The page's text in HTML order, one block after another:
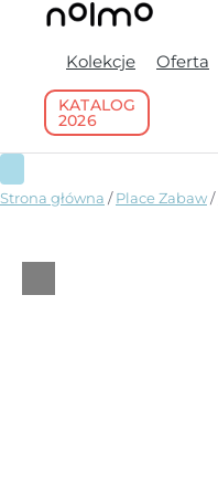
Kolekcje Oferta
KATALOG
2026
Strona główna /Place Zabaw/